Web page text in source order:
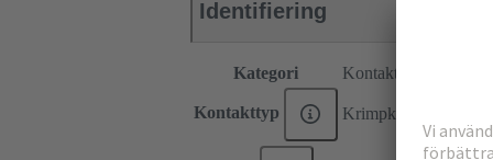
Identifiering
Kategori Kontakter
Kontakttyp Krimpkontakt